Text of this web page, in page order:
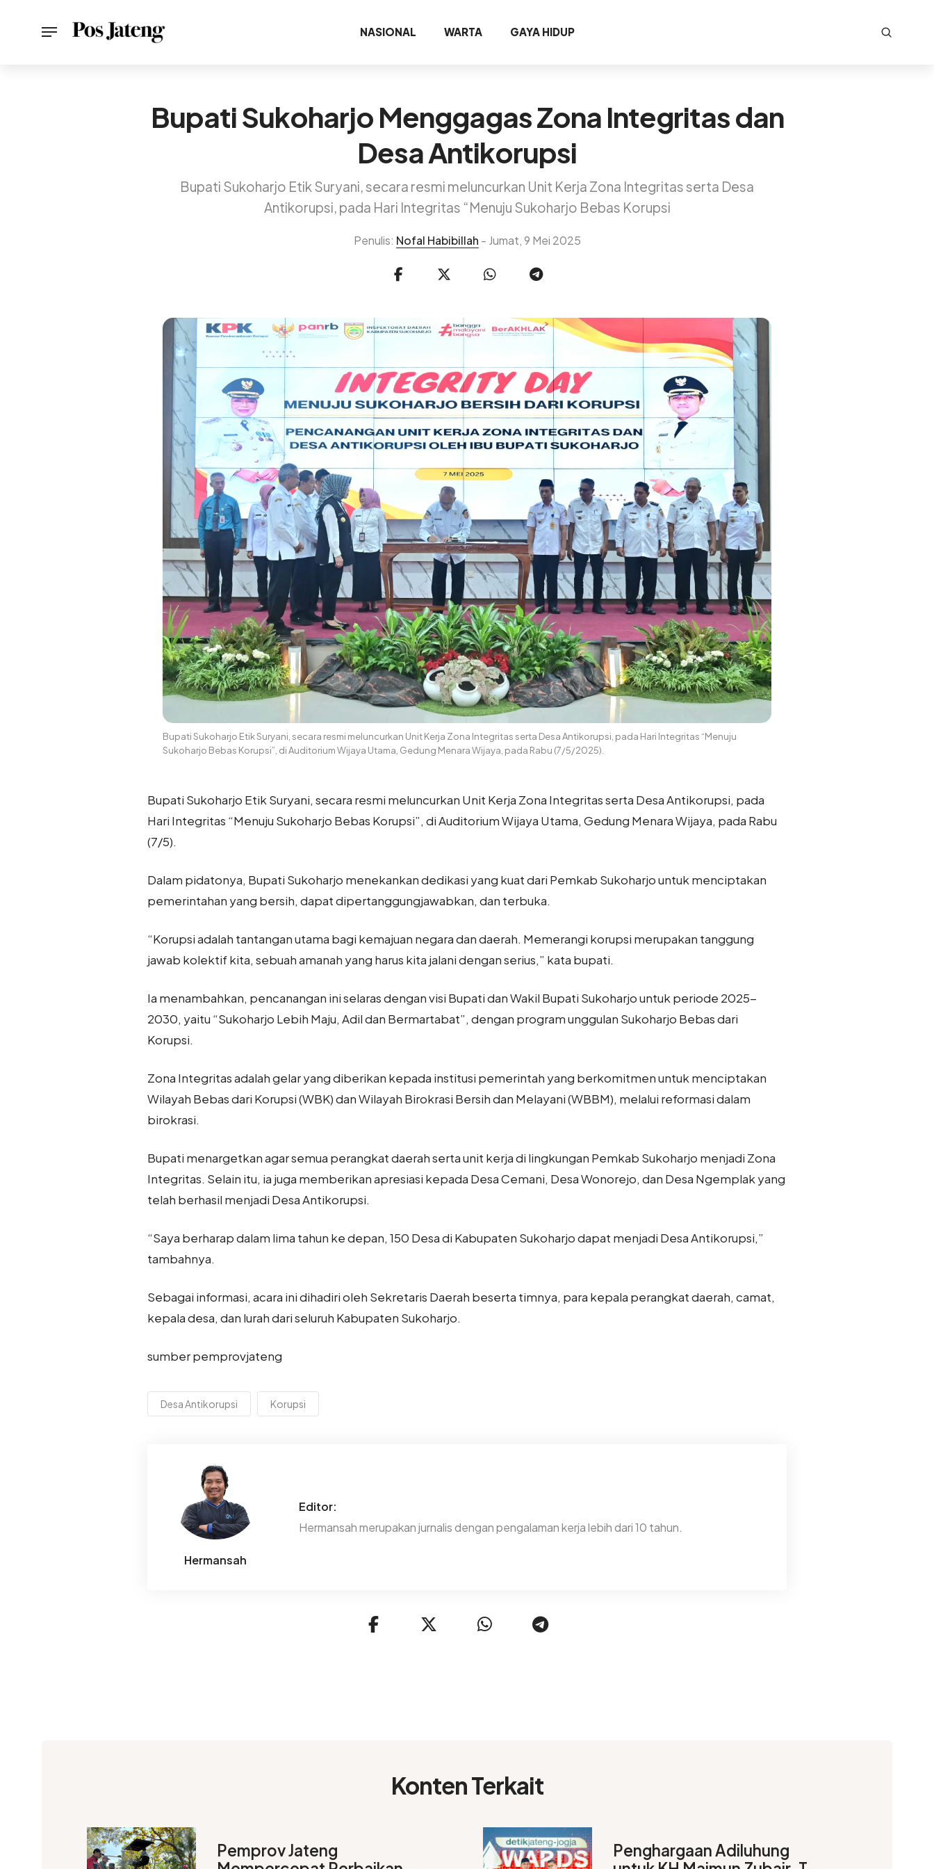
NASIONAL WARTA GAYA HIDUP
Bupati Sukoharjo Menggagas Zona Integritas dan
Desa Antikorupsi
Bupati Sukoharjo Etik Suryani, secara resmi meluncurkan Unit Kerja Zona Integritas serta Desa
Antikorupsi, pada Hari Integritas “Menuju Sukoharjo Bebas Korupsi
Penulis: Nofal Habibillah - Jumat, 9 Mei 2025
Bupati Sukoharjo Etik Suryani, secara resmi meluncurkan Unit Kerja Zona Integritas serta Desa Antikorupsi, pada Hari Integritas “Menuju
Sukoharjo Bebas Korupsi”, di Auditorium Wijaya Utama, Gedung Menara Wijaya, pada Rabu (7/5/2025).
Bupati Sukoharjo Etik Suryani, secara resmi meluncurkan Unit Kerja Zona Integritas serta Desa Antikorupsi, pada
Hari Integritas “Menuju Sukoharjo Bebas Korupsi”, di Auditorium Wijaya Utama, Gedung Menara Wijaya, pada Rabu
(7/5).
Dalam pidatonya, Bupati Sukoharjo menekankan dedikasi yang kuat dari Pemkab Sukoharjo untuk menciptakan
pemerintahan yang bersih, dapat dipertanggungjawabkan, dan terbuka.
“Korupsi adalah tantangan utama bagi kemajuan negara dan daerah. Memerangi korupsi merupakan tanggung
jawab kolektif kita, sebuah amanah yang harus kita jalani dengan serius,” kata bupati.
Ia menambahkan, pencanangan ini selaras dengan visi Bupati dan Wakil Bupati Sukoharjo untuk periode 2025-
2030, yaitu “Sukoharjo Lebih Maju, Adil dan Bermartabat”, dengan program unggulan Sukoharjo Bebas dari
Korupsi.
Zona Integritas adalah gelar yang diberikan kepada institusi pemerintah yang berkomitmen untuk menciptakan
Wilayah Bebas dari Korupsi (WBK) dan Wilayah Birokrasi Bersih dan Melayani (WBBM), melalui reformasi dalam
birokrasi.
Bupati menargetkan agar semua perangkat daerah serta unit kerja di lingkungan Pemkab Sukoharjo menjadi Zona
Integritas. Selain itu, ia juga memberikan apresiasi kepada Desa Cemani, Desa Wonorejo, dan Desa Ngemplak yang
telah berhasil menjadi Desa Antikorupsi.
“Saya berharap dalam lima tahun ke depan, 150 Desa di Kabupaten Sukoharjo dapat menjadi Desa Antikorupsi,”
tambahnya.
Sebagai informasi, acara ini dihadiri oleh Sekretaris Daerah beserta timnya, para kepala perangkat daerah, camat,
kepala desa, dan lurah dari seluruh Kabupaten Sukoharjo.
sumber pemprovjateng
Desa Antikorupsi Korupsi
Hermansah
Editor:
Hermansah merupakan jurnalis dengan pengalaman kerja lebih dari 10 tahun.
Konten Terkait
Pemprov Jateng
Penghargaan Adiluhung